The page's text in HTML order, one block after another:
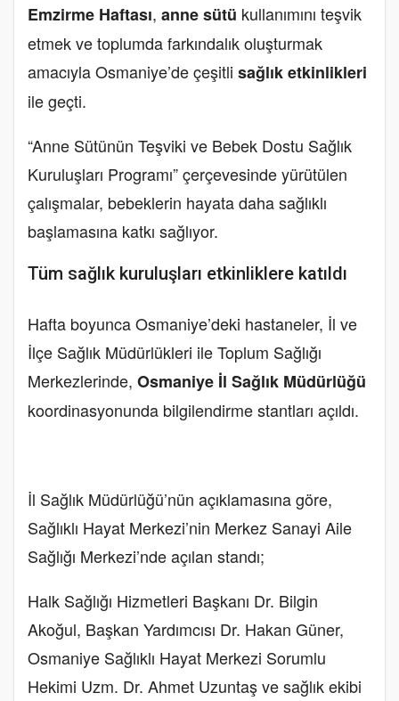
Emzirme Haftası, anne sütü kullanımını teşvik
etmek ve toplumda farkındalık oluşturmak
amacıyla Osmaniye’de çeşitli sağlık etkinlikleri
ile geçti.
“Anne Sütünün Teşviki ve Bebek Dostu Sağlık
Kuruluşları Programı” çerçevesinde yürütülen
çalışmalar, bebeklerin hayata daha sağlıklı
başlamasına katkı sağlıyor.
Tüm sağlık kuruluşları etkinliklere katıldı
Hafta boyunca Osmaniye’deki hastaneler, İl ve
İlçe Sağlık Müdürlükleri ile Toplum Sağlığı
Merkezlerinde, Osmaniye İl Sağlık Müdürlüğü
koordinasyonunda bilgilendirme stantları açıldı.
İl Sağlık Müdürlüğü’nün açıklamasına göre,
Sağlıklı Hayat Merkezi’nin Merkez Sanayi Aile
Sağlığı Merkezi’nde açılan standı;
Halk Sağlığı Hizmetleri Başkanı Dr. Bilgin
Akoğul, Başkan Yardımcısı Dr. Hakan Güner,
Osmaniye Sağlıklı Hayat Merkezi Sorumlu
Hekimi Uzm. Dr. Ahmet Uzuntaş ve sağlık ekibi